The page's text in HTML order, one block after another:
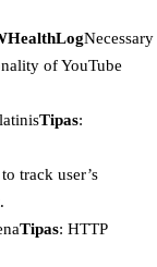
Necessary
of YouTube
Tipas:
track user’s
Tipas: HTTP